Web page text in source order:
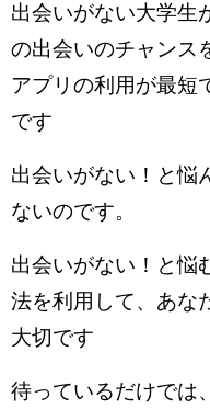
出会いがない大学生
の出会いのチャンス
アプリの利用が最短
です
出会いがない！と悩
ないのです。
出会いがない！と悩
法を利用して、あな
大切です
待っているだけでは